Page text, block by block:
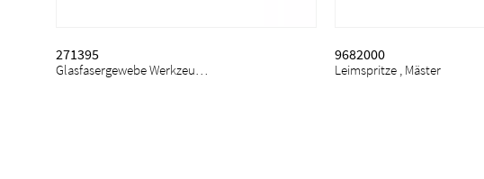
Glasfasergewebe Werkzeug, Mäster
271395
Leimspritze , Mäster
9682000